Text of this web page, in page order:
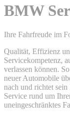
BMW
Ihre Fahrfreude im
Qualität, Effizienz
Servicekompetenz,
verlassen können.
neuer Automobile
nach und richtet sein
Service rund um
uneingeschränktes